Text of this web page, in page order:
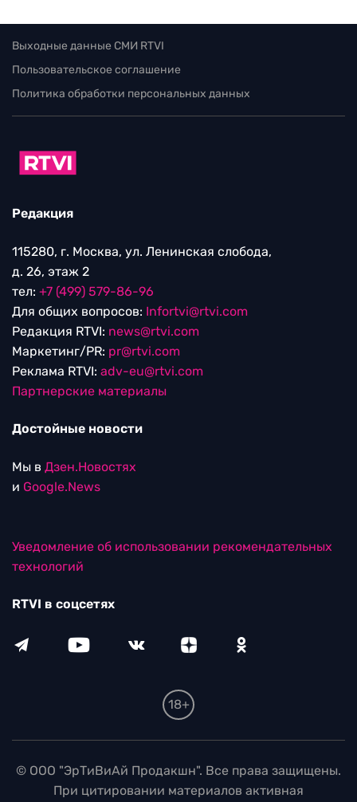
Выходные данные СМИ RTVI
Пользовательское соглашение
Политика обработки персональных данных
Редакция
115280, г. Москва, ул. Ленинская слобода,
д. 26, этаж 2
тел: +7 (499) 579-86-96
Для общих вопросов: Infortvi@rtvi.com
Редакция RTVI: news@rtvi.com
Маркетинг/PR: pr@rtvi.com
Реклама RTVI: adv-eu@rtvi.com
Партнерские материалы
Достойные новости
Мы в Дзен.Новостях
и Google.News
Уведомление об использовании рекомендательных
технологий
RTVI в соцсетях
18+
© ООО "ЭрТиВиАй Продакшн". Все права защищены.
При цитировании материалов активная